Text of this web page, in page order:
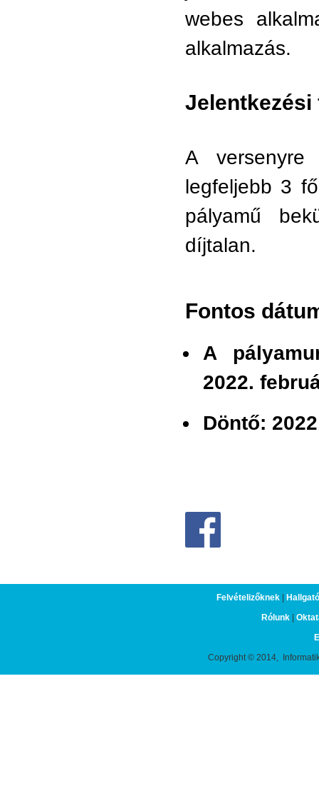
webes
alkalmazás.
Jelentkezési
A versenyre
legfeljebb 3
pályamű
díjtalan.
Fontos
A
2022.
Döntő:
Felvételizőknek|
Rólunk|
Copyright © 2014,